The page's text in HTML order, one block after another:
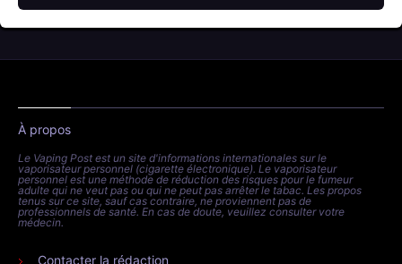
À propos
Le Vaping Post est un site d'informations internationales sur le
vaporisateur personnel (cigarette électronique). Le vaporisateur
personnel est une méthode de réduction des risques pour le fumeur
adulte qui ne veut pas ou qui ne peut pas arrêter le tabac. Les propos
tenus sur ce site, sauf cas contraire, ne proviennent pas de
professionnels de santé. En cas de doute, veuillez consulter votre
médecin.
Contacter la rédaction